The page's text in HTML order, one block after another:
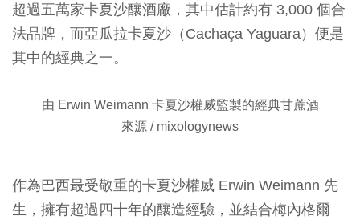
超過五萬家卡夏沙釀酒廠，其中估計約有 3,000 個合
法品牌，而亞瓜拉卡夏沙（Cachaça Yaguara）便是
其中的經典之一。
由 Erwin Weimann 卡夏沙權威監製的經典甘蔗酒
來源 / mixologynews
作為巴西最受敬重的卡夏沙權威 Erwin Weimann 先
生，擁有超過四十年的釀造經驗，並結合梅內格爾